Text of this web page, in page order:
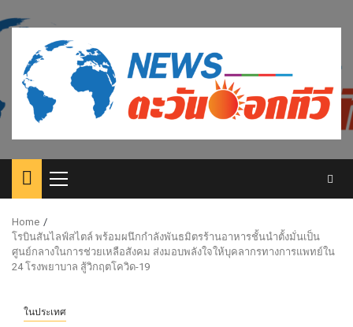
to
content
Primary
Menu
Home
โรบินสันไลฟ์สไตล์ พร้อมผนึกกำลังพันธมิตรร้านอาหารชั้นนำตั้งมั่นเป็น
ศูนย์กลางในการช่วยเหลือสังคม ส่งมอบพลังใจให้บุคลากรทางการแพทย์ใน
24 โรงพยาบาล สู้วิกฤตโควิด-19
ในประเทศ